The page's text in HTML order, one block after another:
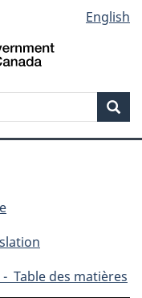
English
- Table des matières